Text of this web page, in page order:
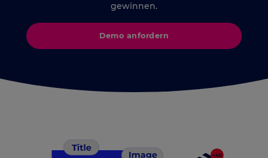
gewinnen.
Demo anfordern